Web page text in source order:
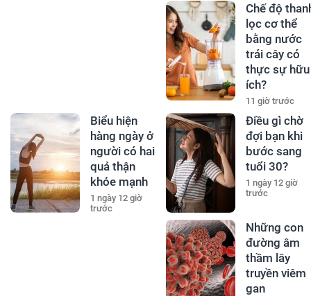
Chế độ
lọc cơ thể
bằng nước
trái cây có
thực sự hữu
ích?
11 giờ trước
Biểu hiện
hàng ngày ở
người có hai
quả thận
khỏe mạnh
1 ngày 12 giờ
trước
Điều gì chờ
đợi bạn khi
bước sang
tuổi 30?
1 ngày 12 giờ
trước
Những con
đường âm
thầm lây
truyền viêm
gan